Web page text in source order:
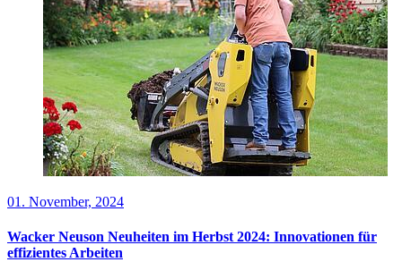
01. November, 2024
Wacker Neuson Neuheiten im Herbst 2024: Innovationen für
effizientes Arbeiten